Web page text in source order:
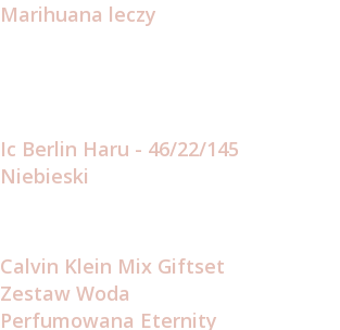
Marihuana leczy
Ic Berlin Haru - 46/22/145
Niebieski
Calvin Klein Mix Giftset
Zestaw Woda
Perfumowana Eternity